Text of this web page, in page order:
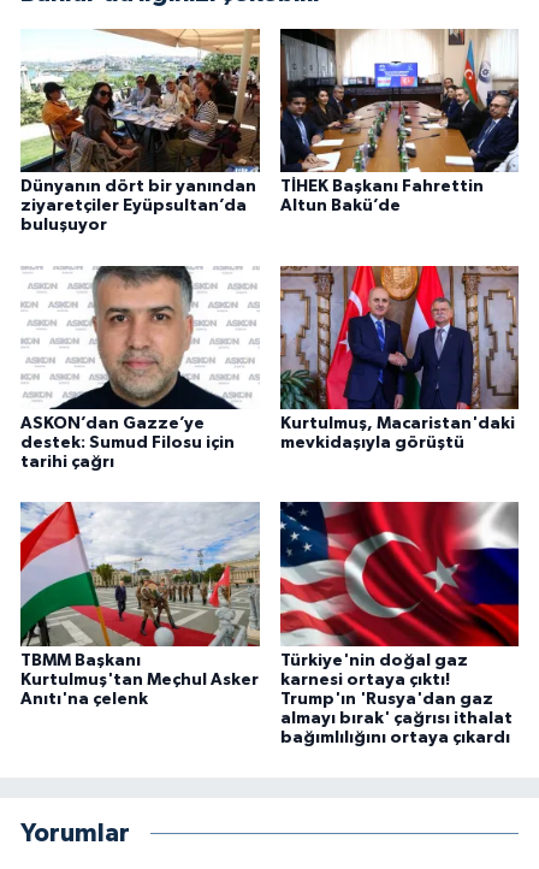
Dünyanın dört bir yanından
ziyaretçiler Eyüpsultan’da
buluşuyor
TİHEK Başkanı Fahrettin
Altun Bakü’de
ASKON’dan Gazze’ye
destek: Sumud Filosu için
tarihi çağrı
Kurtulmuş, Macaristan'daki
mevkidaşıyla görüştü
TBMM Başkanı
Kurtulmuş'tan Meçhul Asker
Anıtı'na çelenk
Türkiye'nin doğal gaz
karnesi ortaya çıktı!
Trump'ın 'Rusya'dan gaz
almayı bırak' çağrısı ithalat
bağımlılığını ortaya çıkardı
Yorumlar